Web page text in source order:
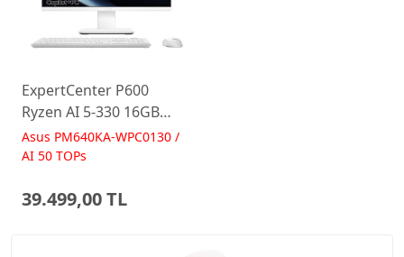
ExpertCenter P600
Ryzen AI 5-330 16GB
512GB 23.8 FreeDos
Beyaz AI-Powered AIO
Asus PM640KA-WPC0130 /
AI 50 TOPs
39.499,00 TL